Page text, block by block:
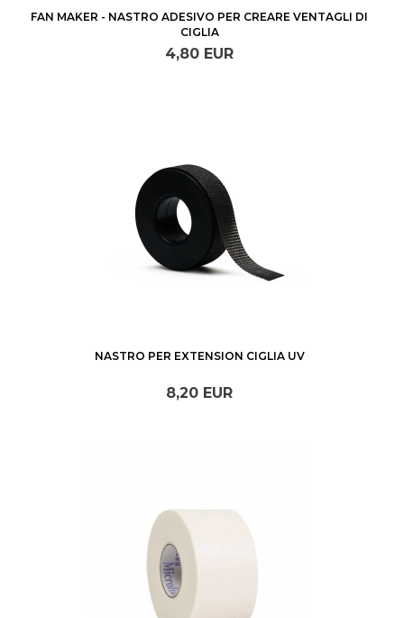
FAN MAKER - NASTRO ADESIVO PER CREARE VENTAGLI DI
CIGLIA
4,80 EUR
NASTRO PER EXTENSION CIGLIA UV
8,20 EUR